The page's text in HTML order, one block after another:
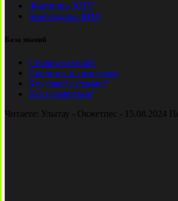
Чемпионы КПЛ
Бомбардиры КПЛ
База знаний
Ставки на спорт
Причины и симптомы
Кто такой лудоман?
Как избавиться?
Читаете: Улытау - Окжетпес - 15.08.2024